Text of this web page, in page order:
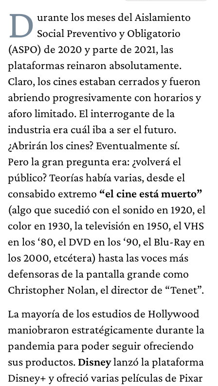
D urante los meses del Aislamiento
Social Preventivo y Obligatorio
(ASPO) de 2020 y parte de 2021, las
plataformas reinaron absolutamente.
Claro, los cines estaban cerrados y fueron
abriendo progresivamente con horarios y
aforo limitado. El interrogante de la
industria era cuál iba a ser el futuro.
¿Abrirán los cines? Eventualmente sí.
Pero la gran pregunta era: ¿volverá el
público? Teorías había varias, desde el
consabido extremo “el cine está muerto”
(algo que sucedió con el sonido en 1920, el
color en 1930, la televisión en 1950, el VHS
en los ‘80, el DVD en los ‘90, el Blu-Ray en
los 2000, etcétera) hasta las voces más
defensoras de la pantalla grande como
Christopher Nolan, el director de “Tenet”.
La mayoría de los estudios de Hollywood
maniobraron estratégicamente durante la
pandemia para poder seguir ofreciendo
sus productos. Disneylanzó la plataforma
Disney+ y ofreció varias películas de Pixar